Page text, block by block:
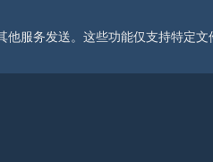
服务发送。这些功能仅支持特定文